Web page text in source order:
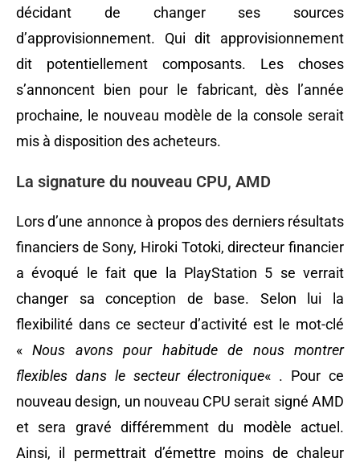
décidant de changer ses sources
d’approvisionnement. Qui dit approvisionnement
dit potentiellement composants. Les choses
s’annoncent bien pour le fabricant, dès l’année
prochaine, le nouveau modèle de la console serait
mis à disposition des acheteurs.
La signature du nouveau CPU, AMD
Lors d’une annonce à propos des derniers résultats
financiers de Sony, Hiroki Totoki, directeur financier
a évoqué le fait que la PlayStation 5 se verrait
changer sa conception de base. Selon lui la
flexibilité dans ce secteur d’activité est le mot-clé
«Nous avons pour habitude de nous montrer
flexibles dans le secteur électronique« . Pour ce
nouveau design, un nouveau CPU serait signé AMD
et sera gravé différemment du modèle actuel.
Ainsi, il permettrait d’émettre moins de chaleur